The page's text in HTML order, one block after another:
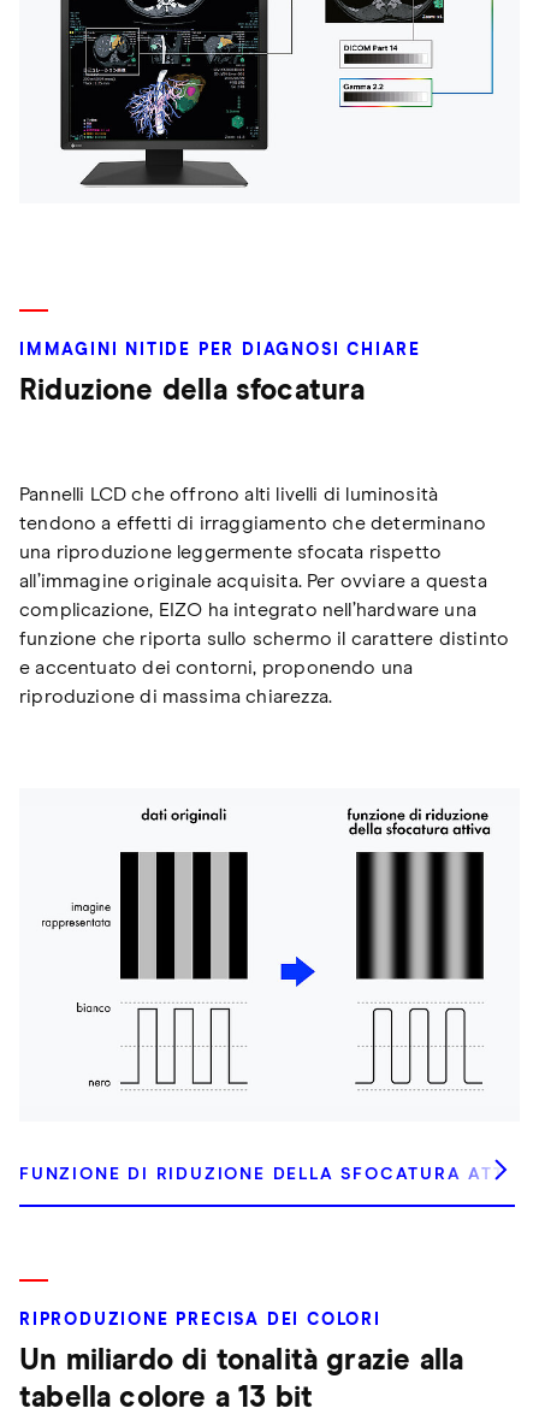
IMMAGINI NITIDE PER DIAGNOSI CHIARE
Riduzione della sfocatura
Pannelli LCD che offrono alti livelli di luminosità
tendono a effetti di irraggiamento che determinano
una riproduzione leggermente sfocata rispetto
all’immagine originale acquisita. Per ovviare a questa
complicazione, EIZO ha integrato nell’hardware una
funzione che riporta sullo schermo il carattere distinto
e accentuato dei contorni, proponendo una
riproduzione di massima chiarezza.
FUNZIONE DI RIDUZIONE DELLA SFOCATURA ATTIVA
RIPRODUZIONE PRECISA DEI COLORI
Un miliardo di tonalità grazie alla
tabella colore a 13 bit